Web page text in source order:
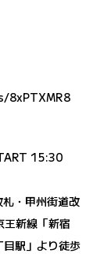
15:30
・甲州街道改
新線「新宿
駅」より徒歩